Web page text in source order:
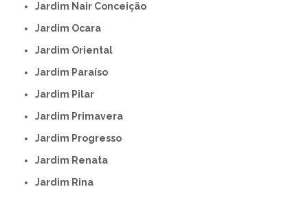
Jardim Nair Conceição
Jardim Ocara
Jardim Oriental
Jardim Paraíso
Jardim Pilar
Jardim Primavera
Jardim Progresso
Jardim Renata
Jardim Rina